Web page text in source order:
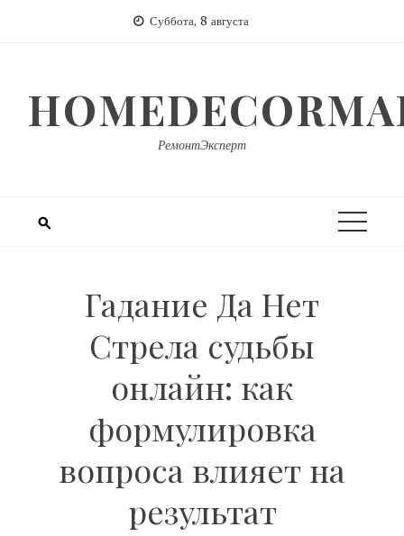
Суббота, 8 августа
РемонтЭксперт
Гадание Да Нет
Стрела судьбы
онлайн: как
формулировка
вопроса влияет на
результат